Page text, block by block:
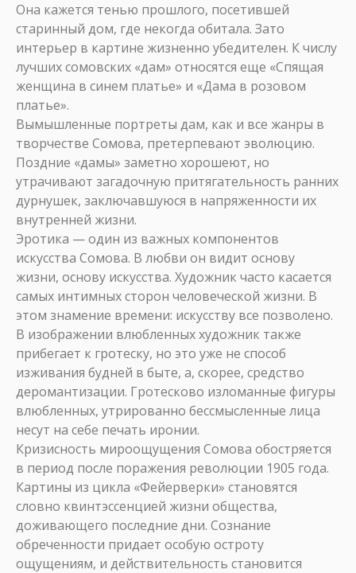
Она кажется тенью прошлого, посетившей
старинный дом, где некогда обитала. Зато
интерьер в картине жизненно убедителен. К числу
лучших сомовских «дам» относятся еще «Спящая
женщина в синем платье» и «Дама в розовом
платье».
Вымышленные портреты дам, как и все жанры в
творчестве Сомова, претерпевают эволюцию.
Поздние «дамы» заметно хорошеют, но
утрачивают загадочную притягательность ранних
дурнушек, заключавшуюся в напряженности их
внутренней жизни.
Эротика — один из важных компонентов
искусства Сомова. В любви он видит основу
жизни, основу искусства. Художник часто касается
самых интимных сторон человеческой жизни. В
этом знамение времени: искусству все позволено.
В изображении влюбленных художник также
прибегает к гротеску, но это уже не способ
изживания будней в быте, а, скорее, средство
деромантизации. Гротесково изломанные фигуры
влюбленных, утрированно бессмысленные лица
несут на себе печать иронии.
Кризисность мироощущения Сомова обостряется
в период после поражения революции 1905 года.
Картины из цикла «Фейерверки» становятся
словно квинтэссенцией жизни общества,
доживающего последние дни. Сознание
обреченности придает особую остроту
ощущениям, и действительность становится